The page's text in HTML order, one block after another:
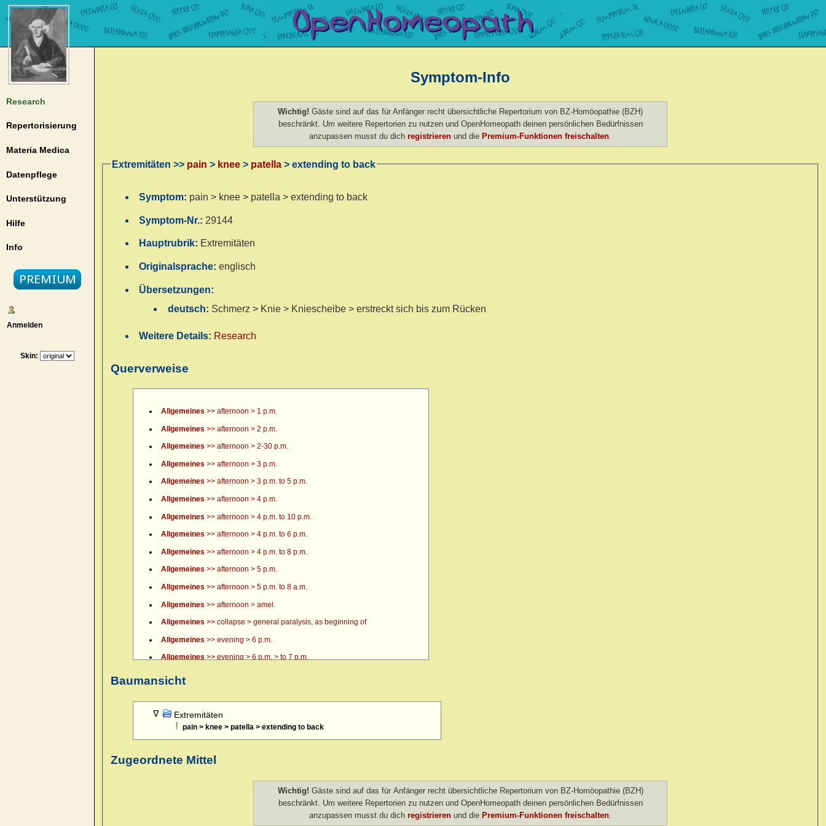
Research
Repertorisierung
Materia Medica
Datenpflege
Unterstützung
Hilfe
Info
Anmelden
Skin:
Symptom-Info
Wichtig! Gäste sind auf das für Anfänger recht übersichtliche Repertorium von BZ-Homöopathie (BZH)
beschränkt. Um weitere Repertorien zu nutzen und OpenHomeopath deinen persönlichen Bedürfnissen
anzupassen musst du dich registrieren und die Premium-Funktionen freischalten
Extremitäten >> pain > knee > patella > extending to back
Symptom: pain > knee > patella > extending to back
Symptom-Nr.: 29144
Hauptrubrik: Extremitäten
Originalsprache:englisch
Übersetzungen:
deutsch: Schmerz > Knie > Kniescheibe > erstreckt sich bis zum Rücken
Weitere Details: Research
Querverweise
Allgemeines >> afternoon > 1 p.m.
Allgemeines >> afternoon > 2 p.m.
Allgemeines >> afternoon > 2-30 p.m.
Allgemeines >> afternoon > 3 p.m.
Allgemeines >> afternoon > 3 p.m. to 5 p.m.
Allgemeines >> afternoon > 4 p.m.
Allgemeines >> afternoon > 4 p.m. to 10 p.m.
Allgemeines >> afternoon > 4 p.m. to 6 p.m.
Allgemeines >> afternoon > 4 p.m. to 8 p.m.
Allgemeines >> afternoon > 5 p.m.
Allgemeines >> afternoon > 5 p.m. to 8 a.m.
Allgemeines >> afternoon > amel.
Allgemeines >> collapse > general paralysis, as beginning of
Allgemeines >> evening > 6 p.m.
Allgemeines >> evening > 6 p.m. > to 7 p.m.
Allgemeines
Allgemeines >> evening > 9 p.m.
Allgemeines >> evening > amel.
Allgemeines>> evening > eating > after
>> evening > eating > amel.
>> evening > every other evening
>> evening > lying down after agg.
Baumansicht
Extremitäten
pain > knee > patella > extending to back
Zugeordnete Mittel
Wichtig! Gäste sind auf das für Anfänger recht übersichtliche Repertorium von BZ-Homöopathie (BZH)
beschränkt. Um weitere Repertorien zu nutzen und OpenHomeopath deinen persönlichen Bedürfnissen
anzupassen musst du dich registrieren und die Premium-Funktionen freischalten